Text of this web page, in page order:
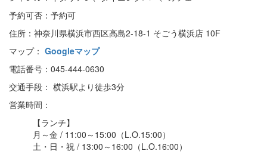
予約可否：予約可
住所：神奈川県横浜市西区高島2-18-1 そごう横浜店 10F
マップ： Googleマップ
電話番号：045-444-0630
交通手段： 横浜駅より徒歩3分
営業時間：
【ランチ】
月～金 / 11:00～15:00（L.O.15:00）
土・日・祝 / 13:00～16:00（L.O.16:00）